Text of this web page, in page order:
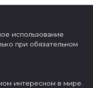
использование
при обязательном
интересном в мире.